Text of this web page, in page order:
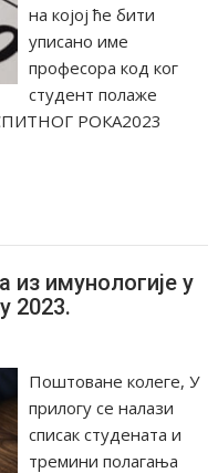
на којој ће бити
уписано име
професора код ког
студент полаже
РОКА2023
из имунологије у
2023.
Поштоване колеге, У
прилогу се налази
списак студената и
тремини полагања